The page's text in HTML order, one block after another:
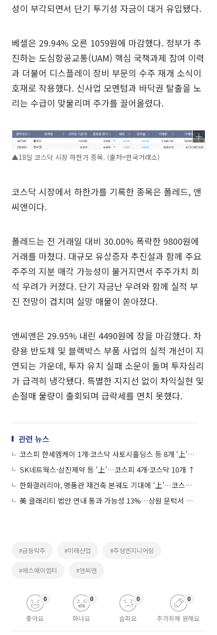
성이 부각되면서 단기 투기성 자금이 대거 유입됐다.
베셀은 29.94% 오른 1059원에 마감했다. 정부가 추
진하는 도심항공교통(UAM) 핵심 국책과제 참여 이력
과 더불어 디스플레이 장비 부문의 수주 재개 소식이
호재로 작용했다. 신사업 모멘텀과 바닥권 탈출을 노
리는 수급이 맞물리며 주가를 끌어올렸다.
▲18일 코스닥 시장 하한가 종목. (출처=한국거래소)
코스닥 시장에서 하한가를 기록한 종목은 폴레드, 앤
씨앤이다.
폴레드는 전 거래일 대비 30.00% 폭락한 9800원에
거래를 마쳤다. 대규모 유상증자 추진설과 함께 주요
주주의 지분 매각 가능성이 불거지면서 주주가치 희
석 우려가 커졌다. 단기 자금난 우려와 함께 실적 부
진 전망이 겹치며 실망 매물이 쏟아졌다.
앤씨앤은 29.95% 내린 4490원에 장을 마감했다. 차
량용 반도체 및 블랙박스 부품 사업의 실적 개선이 지
연되는 가운데, 투자 유치 실패 소문이 돌며 투자심리
가 급격히 냉각됐다. 특별한 지지선 없이 차익실현 및
손절매 물량이 출회되며 급락세를 면치 못했다.
관련 뉴스
코스피 한세엠케이 1개·코스닥 사토시홀딩스 등 8개 ‘上’…전날 ‘따따블’ 폴레드는 ↓
SK네트웍스·삼진제약 등 ‘上’…코스피 4개·코스닥 10개 ↑
한화갤러리아, 명품관 재건축 본궤도 기대에 ‘上’…코스피 11개·코스닥 17개 상한가
美 클래리티 법안 연내 통과 가능성 13%…상원 문턱서 제동
#급등락주 #미래산업 #주성엔지니어링
#에스에이엠티 #앤씨앤
좋아요
0
화나요
0
슬퍼요
0
추가취재 원해요
0